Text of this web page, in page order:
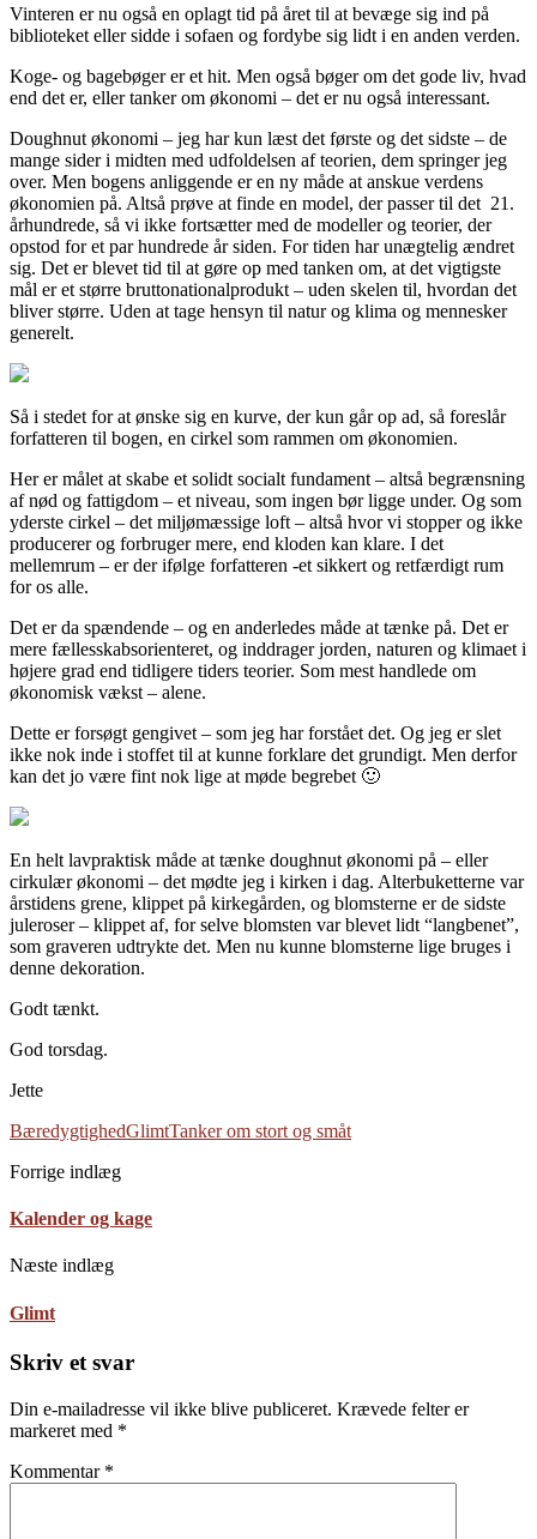
Vinteren er nu også en oplagt tid på året til at bevæge sig ind på
biblioteket eller sidde i sofaen og fordybe sig lidt i en anden verden.
Koge- og bagebøger er et hit. Men også bøger om det gode liv, hvad
end det er, eller tanker om økonomi – det er nu også interessant.
Doughnut økonomi – jeg har kun læst det første og det sidste – de
mange sider i midten med udfoldelsen af teorien, dem springer jeg
over. Men bogens anliggende er en ny måde at anskue verdens
økonomien på. Altså prøve at finde en model, der passer til det 21.
århundrede, så vi ikke fortsætter med de modeller og teorier, der
opstod for et par hundrede år siden. For tiden har unægtelig ændret
sig. Det er blevet tid til at gøre op med tanken om, at det vigtigste
mål er et større bruttonationalprodukt – uden skelen til, hvordan det
bliver større. Uden at tage hensyn til natur og klima og mennesker
generelt.
Så i stedet for at ønske sig en kurve, der kun går op ad, så foreslår
forfatteren til bogen, en cirkel som rammen om økonomien.
Her er målet at skabe et solidt socialt fundament – altså begrænsning
af nød og fattigdom – et niveau, som ingen bør ligge under. Og som
yderste cirkel – det miljømæssige loft – altså hvor vi stopper og ikke
producerer og forbruger mere, end kloden kan klare. I det
mellemrum – er der ifølge forfatteren -et sikkert og retfærdigt rum
for os alle.
Det er da spændende – og en anderledes måde at tænke på. Det er
mere fællesskabsorienteret, og inddrager jorden, naturen og klimaet i
højere grad end tidligere tiders teorier. Som mest handlede om
økonomisk vækst – alene.
Dette er forsøgt gengivet – som jeg har forstået det. Og jeg er slet
ikke nok inde i stoffet til at kunne forklare det grundigt. Men derfor
kan det jo være fint nok lige at møde begrebet 🙂
En helt lavpraktisk måde at tænke doughnut økonomi på – eller
cirkulær økonomi – det mødte jeg i kirken i dag. Alterbuketterne var
årstidens grene, klippet på kirkegården, og blomsterne er de sidste
juleroser – klippet af, for selve blomsten var blevet lidt “langbenet”,
som graveren udtrykte det. Men nu kunne blomsterne lige bruges i
denne dekoration.
Godt tænkt.
God torsdag.
Jette
BæredygtighedGlimtTanker om stort og småt
Forrige indlæg
Kalender og kage
Næste indlæg
Glimt
Skriv et svar
Din e-mailadresse vil ikke blive publiceret. Krævede felter er
markeret med *
Kommentar *